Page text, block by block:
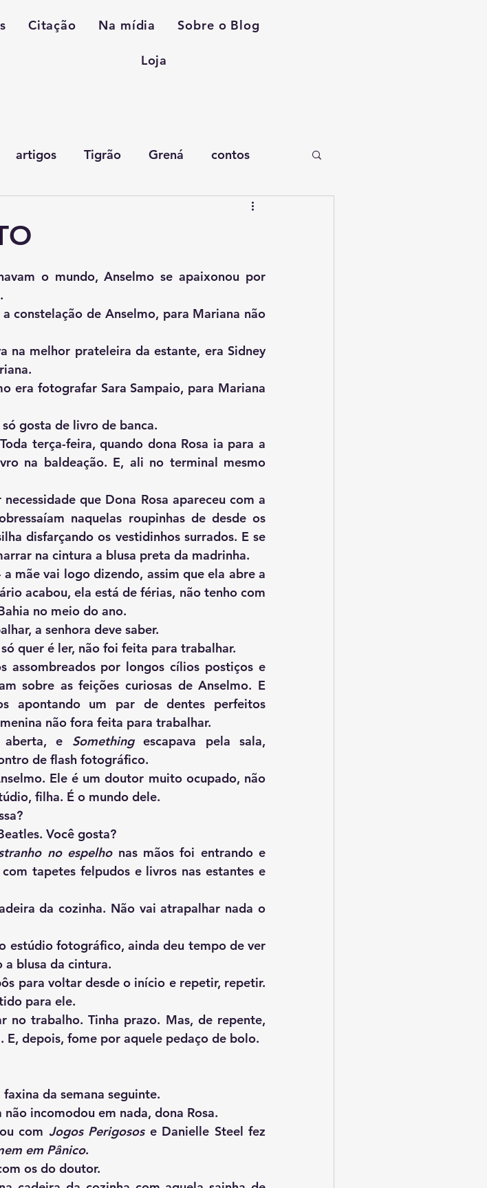
Citação Na mídia Sobre o Blog
Loja
artigos Tigrão Grená contos
Ela só gosta de livro de banca.
na baldeação. E, ali no terminal mesmo
naquelas roupinhas de desde os
disfarçando os vestidinhos surrados. E se
na cintura a blusa preta da madrinha.
acabou, ela está de férias, não tenho com
no meio do ano.
a senhora deve saber.
Ela só quer é ler, não foi feita para trabalhar.
sobre as feições curiosas de Anselmo. E
apontando um par de dentes perfeitos
não fora feita para trabalhar.
aberta, e
Something escapava pela sala,
de flash fotográfico.
filha. É o mundo dele.
Beatles. Você gosta?
no espelho nas mãos foi entrando e
tapetes felpudos e livros nas estantes e
a blusa da cintura.
para voltar desde o início e repetir, repetir.
para ele.
E, depois, fome por aquele pedaço de bolo.
a faxina da semana seguinte.
ela não incomodou em nada, dona Rosa.
com
Jogos Perigosos e Danielle Steel fez
em Pânico.
com os do doutor.